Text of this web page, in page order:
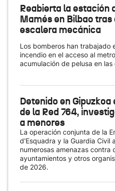
Reabierta la estación
Mamés en Bilbao tras
escalera mecánica
Los bomberos han trabajado
incendio en el acceso al
acumulación de pelusa en
Detenido en Gipuzkoa
de la Red 764,
a menores
La operación conjunta de la
d'Esquadra y la Guardia Civil
numerosas amenazas contra
ayuntamientos y otros
de 2026.